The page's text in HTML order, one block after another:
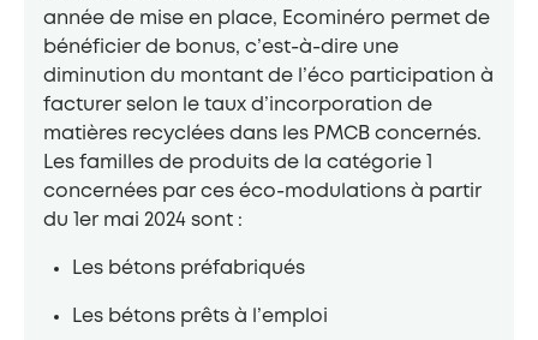
année de mise en place, Ecominéro permet de
bénéficier de bonus, c’est-à-dire une
diminution du montant de l’éco participation à
facturer selon le taux d’incorporation de
matières recyclées dans les PMCB concernés.
Les familles de produits de la catégorie 1
concernées par ces éco-modulations à partir
du 1er mai 2024 sont :
Les bétons préfabriqués
Les bétons prêts à l’emploi